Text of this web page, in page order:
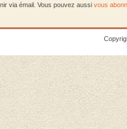
via émail. Vous pouvez aussi vous